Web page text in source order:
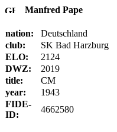
Manfred Pape
nation: Deutschland
club:
SK Bad Harzburg
ELO:
2124
DWZ:
2019
title:
CM
year:
1943
FIDE-
ID:
4662580